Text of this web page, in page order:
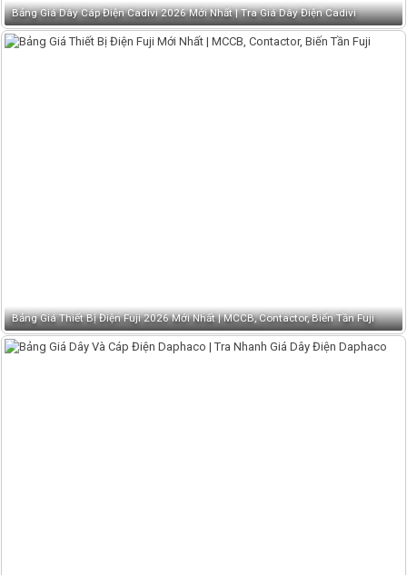
Bảng Giá Dây Cáp Điện Cadivi 2026 Mới Nhất | Tra Giá Dây Điện Cadivi
Bảng Giá Thiết Bị Điện Fuji 2026 Mới Nhất | MCCB, Contactor, Biến Tần Fuji